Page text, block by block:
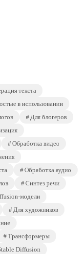
текста
в использовании
Для блогеров
Обработка видео
Обработка аудио
Синтез речи
модели
Для художников
Трансформеры
Diffusion